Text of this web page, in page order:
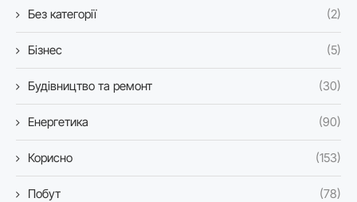
Без категорії (2)
Бізнес (5)
Будівництво та ремонт (30)
Енергетика (90)
Корисно (153)
Побут (78)